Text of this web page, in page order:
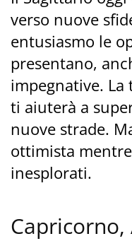
verso nuove
entusiasmo le
presentano,
impegnative.
ti aiuterà a
nuove strade.
ottimista
inesplorati.
Capricorno,